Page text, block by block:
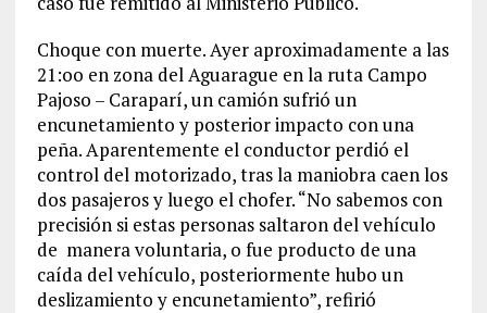
Choque con muerte. Ayer aproximadamente a las
21:oo en zona del Aguarague en la ruta Campo
Pajoso – Caraparí, un camión sufrió un
encunetamiento y posterior impacto con una
peña. Aparentemente el conductor perdió el
control del motorizado, tras la maniobra caen los
dos pasajeros y luego el chofer. “No sabemos con
precisión si estas personas saltaron del vehículo
de manera voluntaria, o fue producto de una
caída del vehículo, posteriormente hubo un
deslizamiento y encunetamiento”, refirió